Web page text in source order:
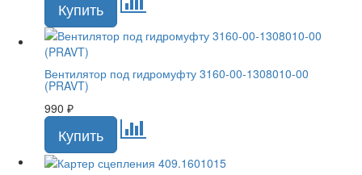
Вентилятор под гидромуфту 3160-00-1308010-00
(PRAVT)
990 ₽